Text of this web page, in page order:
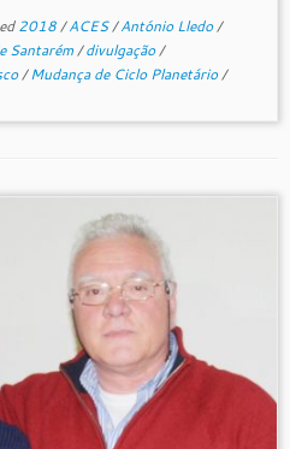
2018/ACES/António Lledo/
Santarém/divulgação/
/Mudança de Ciclo Planetário/